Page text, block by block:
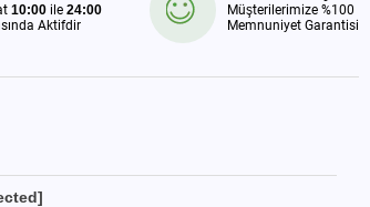
10:00 ile24:00
Aktifdir
Müşterilerimize %100
Memnuniyet Garantisi